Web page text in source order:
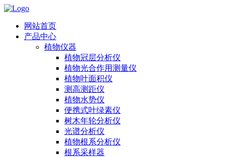
网站首页
产品中心
植物仪器
植物冠层分析仪
植物光合作用测量仪
植物叶面积仪
测高测距仪
植物水势仪
便携式叶绿素仪
树木年轮分析仪
光谱分析仪
植物根系分析仪
根系采样器